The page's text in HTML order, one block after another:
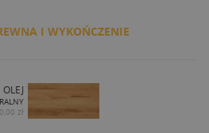
I WYKOŃCZENIE
OLEJ
0,00 zł